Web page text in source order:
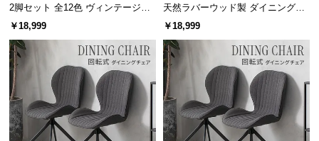
ー
ト
お
知
2脚セット 全12色 ヴィンテージ調
デザイナーズシェルチェア
￥18,999
天然ラバーウッド製 ダイニングチ
ェア2脚セット
￥18,999